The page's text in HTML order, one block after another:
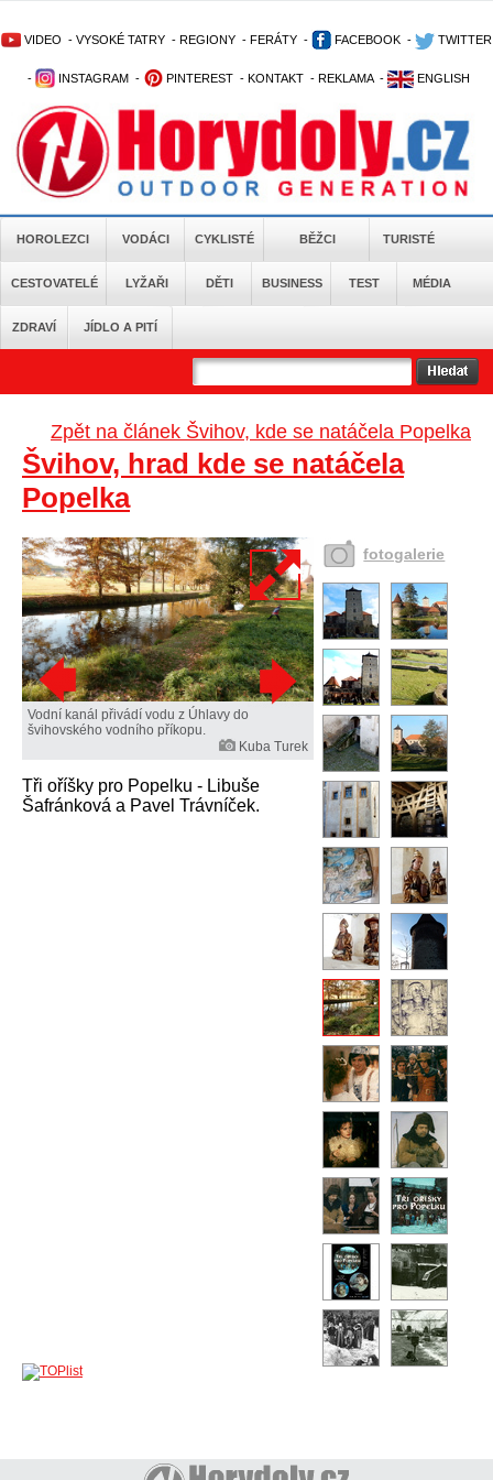
VIDEO - VYSOKÉ TATRY - REGIONY - FERÁTY - FACEBOOK - TWITTER
- INSTAGRAM - PINTEREST - KONTAKT - REKLAMA - ENGLISH
HOROLEZCI VODÁCI CYKLISTÉ BĚŽCI TURISTÉ
CESTOVATELÉ LYŽAŘI DĚTI BUSINESS TEST MÉDIA
ZDRAVÍ JÍDLO A PITÍ
Zpět na článek Švihov, kde se natáčela Popelka
Švihov, hrad kde se natáčela
Popelka
Vodní kanál přivádí vodu z Úhlavy do
švihovského vodního příkopu.
Kuba Turek
Tři oříšky pro Popelku - Libuše
Šafránková a Pavel Trávníček.
fotogalerie